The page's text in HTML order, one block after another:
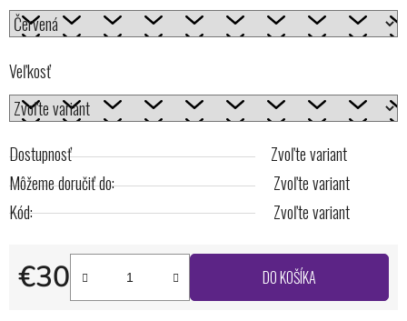
Veľkosť
Dostupnosť
Zvoľte variant
Môžeme doručiť do:
Zvoľte variant
Kód:
Zvoľte variant
€30
Jednotková cena:
DO KOŠÍKA